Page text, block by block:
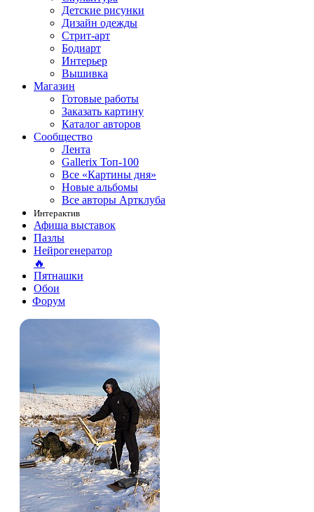
Детские рисунки
Дизайн одежды
Стрит-арт
Бодиарт
Интерьер
Вышивка
Магазин
Готовые работы
Заказать картину
Каталог авторов
Сообщество
Лента
Gallerix Топ-100
Все «Картины дня»
Новые альбомы
Все авторы Артклуба
Интерактив
Афиша выставок
Пазлы
Нейрогенератор
🔥
Пятнашки
Обои
Форум